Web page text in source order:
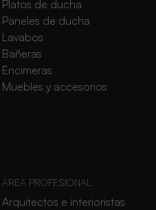
Platos de ducha
Paneles de ducha
Lavabos
Bañeras
Encimeras
Muebles y accesorios
ÁREA PROFESIONAL
Arquitectos e interioristas